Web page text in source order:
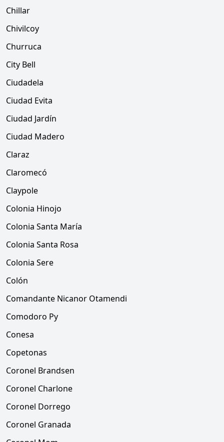
Chillar
Chivilcoy
Churruca
City Bell
Ciudadela
Ciudad Evita
Ciudad Jardín
Ciudad Madero
Claraz
Claromecó
Claypole
Colonia Hinojo
Colonia Santa María
Colonia Santa Rosa
Colonia Sere
Colón
Comandante Nicanor Otamendi
Comodoro Py
Conesa
Copetonas
Coronel Brandsen
Coronel Charlone
Coronel Dorrego
Coronel Granada